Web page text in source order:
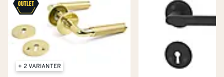
+ 2 VARIANTER